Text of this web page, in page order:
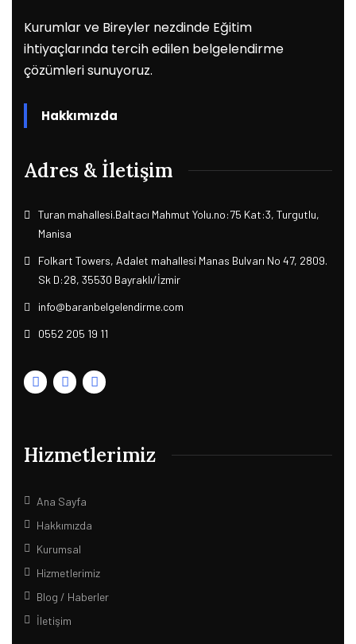
Kurumlar ve Bireyler nezdinde Eğitim
ihtiyaçlarında tercih edilen belgelendirme
çözümleri sunuyoruz.
Hakkımızda
Adres & İletişim
Turan mahallesi.Baltacı Mahmut Yolu.no:75 Kat:3, Turgutlu,
Manisa
Folkart Towers, Adalet mahallesi Manas Bulvarı No 47, 2809.
Sk D:28, 35530 Bayraklı/İzmir
info@baranbelgelendirme.com
0552 205 19 11
Hizmetlerimiz
Ana Sayfa
Hakkımızda
Kurumsal
Hizmetlerimiz
Blog / Haberler
İletişim